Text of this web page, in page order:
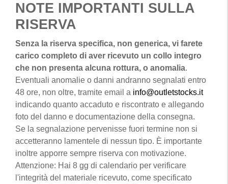
NOTE IMPORTANTI SULLA
RISERVA
Senza la riserva specifica, non generica, vi farete
carico completo di aver ricevuto un collo integro
che non presenta alcuna rottura, o anomalia.
Eventuali anomalie o danni andranno segnalati entro
48 ore, non oltre, tramite email a info@outletstocks.it
indicando quanto accaduto e riscontrato e allegando
foto del danno e documentazione della consegna.
Se la segnalazione pervenisse fuori termine non si
accetteranno lamentele di nessun tipo. È importante
inoltre apporre sempre riserva con motivazione.
Attenzione: Hai 8 gg di calendario per verificare
l'integrità del materiale ricevuto, come specificato